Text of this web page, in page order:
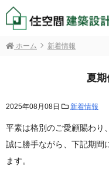
ホーム 新着情報
夏期
2025年08月08日 新着情報
平素は格別のご愛顧賜わり
誠に勝手ながら、下記期間
ます。